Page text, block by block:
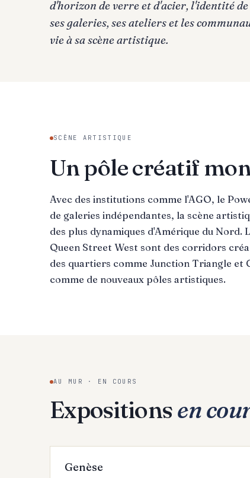
d'horizon de verre et d'acier, l'identité
ses galeries, ses ateliers et les
vie à sa scène artistique.
SCÈNE ARTISTIQUE
Un pôle créatif
Avec des institutions comme l'AGO, le
de galeries indépendantes, la scène
des plus dynamiques d'Amérique du
Queen Street West sont des corridors
des quartiers comme Junction Triangle et
comme de nouveaux pôles artistiques.
AU MUR · EN COURS
Expositionsen
PAS D'IMAGE
Genèse